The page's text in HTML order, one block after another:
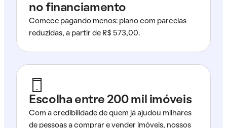
no financiamento
Comece pagando menos: plano com parcelas
reduzidas, a partir de R$ 573,00.
Escolha entre 200 mil imóveis
Com a credibilidade de quem já ajudou milhares
de pessoas a comprar e vender imóveis, nossos